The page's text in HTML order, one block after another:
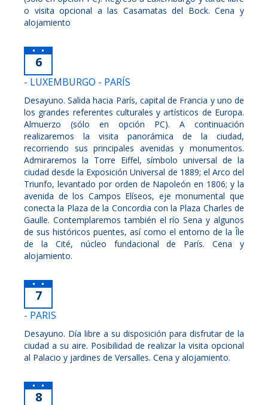
o visita opcional a las Casamatas del Bock. Cena y
alojamiento
6
- LUXEMBURGO - PARÍS
Desayuno. Salida hacia París, capital de Francia y uno de
los grandes referentes culturales y artísticos de Europa.
Almuerzo (sólo en opción PC). A continuación
realizaremos la visita panorámica de la ciudad,
recorriendo sus principales avenidas y monumentos.
Admiraremos la Torre Eiffel, símbolo universal de la
ciudad desde la Exposición Universal de 1889; el Arco del
Triunfo, levantado por orden de Napoleón en 1806; y la
avenida de los Campos Elíseos, eje monumental que
conecta la Plaza de la Concordia con la Plaza Charles de
Gaulle. Contemplaremos también el río Sena y algunos
de sus históricos puentes, así como el entorno de la Île
de la Cité, núcleo fundacional de París. Cena y
alojamiento.
7
- PARIS
Desayuno. Día libre a su disposición para disfrutar de la
ciudad a su aire. Posibilidad de realizar la visita opcional
al Palacio y jardines de Versalles. Cena y alojamiento.
8